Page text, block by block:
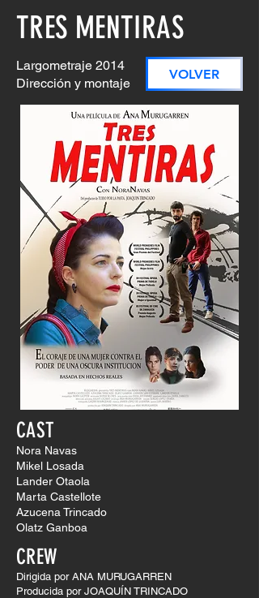
TRES MENTIRAS
Largometraje 2014
Dirección y montaje
VOLVER
CAST
Nora Navas
Mikel Losada
Lander Otaola
Marta Castellote
Azucena Trincado
Olatz Ganboa
CREW
Dirigida por ANA MURUGARREN
Producida por JOAQUÍN TRINCADO